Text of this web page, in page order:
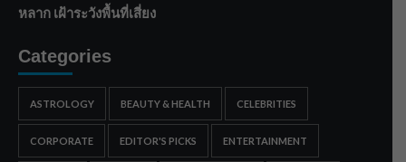
หลาก เฝ้าระวังพื้นที่เสี่ยง
Categories
ASTROLOGY BEAUTY & HEALTH CELEBRITIES
CORPORATE EDITOR'S PICKS ENTERTAINMENT